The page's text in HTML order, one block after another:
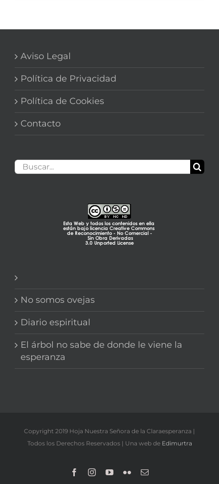
Aviso Legal
Política de Privacidad
Política de Cookies
Contacto
Buscar:
No somos ovejas
Diario espiritual
El árbol no sabe de donde le viene la
esperanza
Copyright 2019 Hoja Nuestra Señora de la Claraesperanza |
Todos los Derechos Reservados | Una web de Edimurtra
FacebookInstagramYouTube
FlickrCorreo